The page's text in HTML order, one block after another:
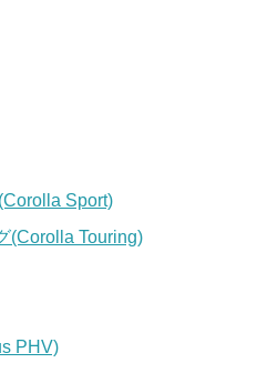
Sport)
(Corolla Touring)
PHV)